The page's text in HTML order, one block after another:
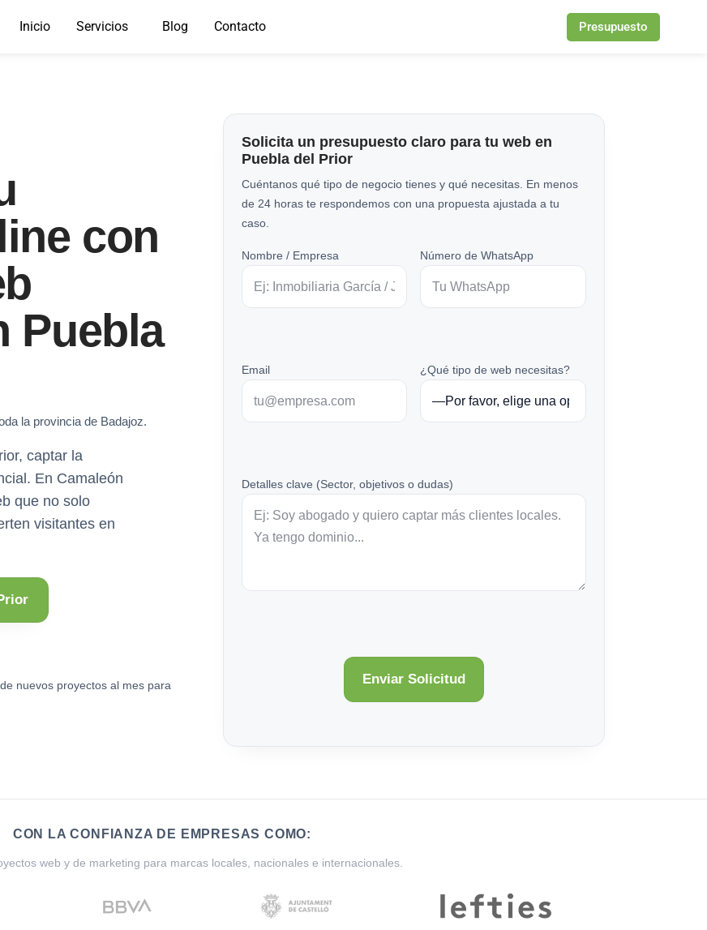
Inicio Servicios Blog Contacto Presupuesto
con
Puebla
la provincia de Badajoz.
captar la
En Camaleón
que no solo
visitantes en
nuevos proyectos al mes para
Solicita un presupuesto claro para tu web en
Puebla del Prior
Cuéntanos qué tipo de negocio tienes y qué necesitas. En menos
de 24 horas te respondemos con una propuesta ajustada a tu
caso.
Nombre / Empresa Número de WhatsApp
Email ¿Qué tipo de web necesitas?
Detalles clave (Sector, objetivos o dudas)
CON LA CONFIANZA DE EMPRESAS COMO:
web y de marketing para marcas locales, nacionales e internacionales.